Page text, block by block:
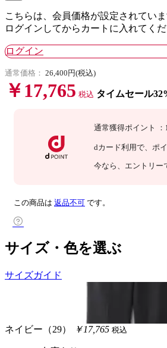
こちらは、会員価格が設定されていま
ログインしてからカートに入れてくだ
ログイン
通常価格： 26,400円(税込)
￥17,765 税込 タイムセール
通常獲得ポイント ：
dカード利用で、 ポ
今なら 、エントリー
この商品は 返品不可 です。
サイズ・色を選ぶ
サイズガイド
ネイビー（29） ￥17,765 税込